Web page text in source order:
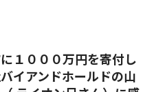
１０００万円を寄付し
イアンドホールドの山